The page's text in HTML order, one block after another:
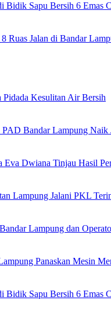
Bidik Sapu Bersih 6 Emas
Ruas Jalan di Bandar
Kesulitan Air Bersih
Bandar Lampung
Dwiana Tinjau Hasil
Lampung Jalani PKL
Lampung dan
Panaskan Mesin
Bidik Sapu Bersih 6 Emas